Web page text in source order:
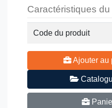
Caractéristiques
Code du produit
Ajouter au